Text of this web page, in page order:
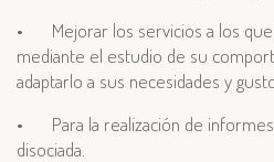
•
Mejorar los servicios a los
mediante el estudio de su
adaptarlo a sus necesidades y
•
Para la realización de
disociada.